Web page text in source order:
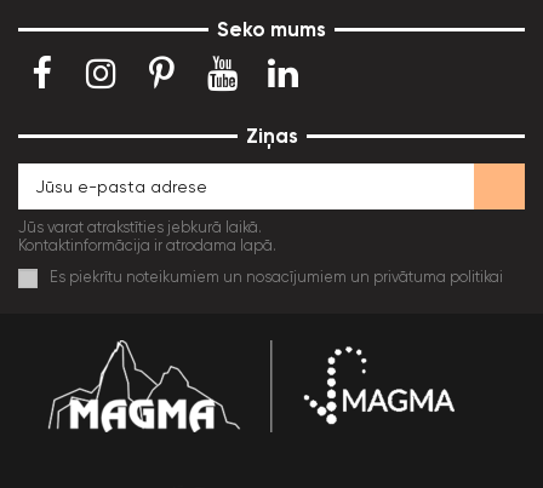
Seko mums
Ziņas
Jūs varat atrakstīties jebkurā laikā.
Kontaktinformācija ir atrodama lapā.
Es piekrītu noteikumiem un nosacījumiem un privātuma politikai